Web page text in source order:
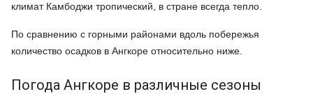
климат Камбоджи тропический, в стране всегда тепло.
По сравнению с горными районами вдоль побережья
количество осадков в Ангкоре относительно ниже.
Погода Ангкоре в различные сезоны